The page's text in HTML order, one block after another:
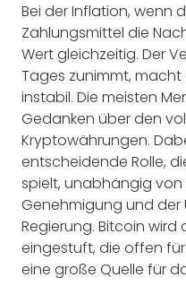
Bei der Inflation, wenn
Zahlungsmittel die
Wert gleichzeitig. Der
Tages zunimmt,
instabil. Die meisten
Gedanken über den
Kryptowährungen.
entscheidende Rolle,
spielt, unabhängig
Genehmigung und
Regierung. Bitcoin wird
eingestuft, die offen
eine große Quelle für